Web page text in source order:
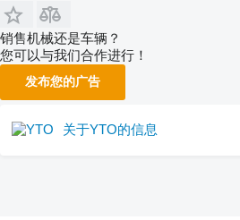
销售机械还是车辆？
您可以与我们合作进行！
发布您的广告
关于YTO的信息